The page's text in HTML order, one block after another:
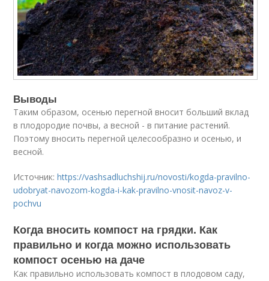
Выводы
Таким образом, осенью перегной вносит больший вклад
в плодородие почвы, а весной - в питание растений.
Поэтому вносить перегной целесообразно и осенью, и
весной.
Источник:https://vashsadluchshij.ru/novosti/kogda-pravilno-
udobryat-navozom-kogda-i-kak-pravilno-vnosit-navoz-v-
pochvu
Когда вносить компост на грядки. Как
правильно и когда можно использовать
компост осенью на даче
Как правильно использовать компост в плодовом саду,